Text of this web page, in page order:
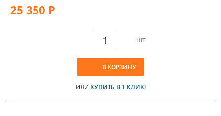
25 350 Р
ШТ
В КОРЗИНУ
ИЛИ КУПИТЬ В 1 КЛИК!